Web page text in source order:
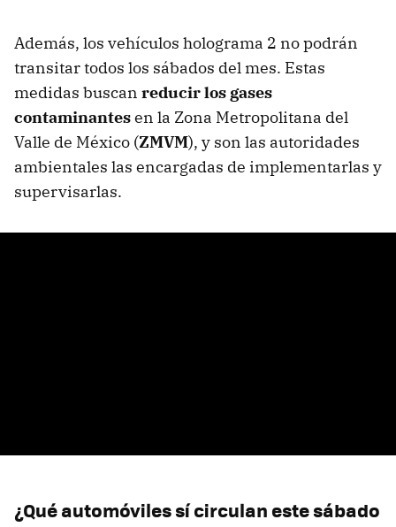
Además, los vehículos holograma 2 no podrán
transitar todos los sábados del mes. Estas
medidas buscan reducir los gases
contaminantesen la Zona Metropolitana del
Valle de México (ZMVM), y son las autoridades
ambientales las encargadas de implementarlas y
supervisarlas.
¿Qué automóviles sí circulan este sábado